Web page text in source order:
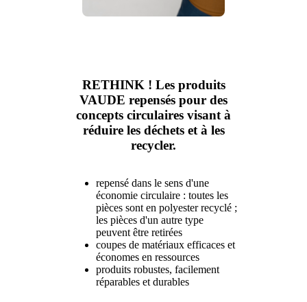
RETHINK ! Les produits
VAUDE repensés pour des
concepts circulaires visant à
réduire les déchets et à les
recycler.
repensé dans le sens d'une
économie circulaire : toutes les
pièces sont en polyester recyclé ;
les pièces d'un autre type
peuvent être retirées
coupes de matériaux efficaces et
économes en ressources
produits robustes, facilement
réparables et durables